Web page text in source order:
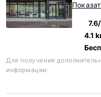
4.1
Для получения
информации: